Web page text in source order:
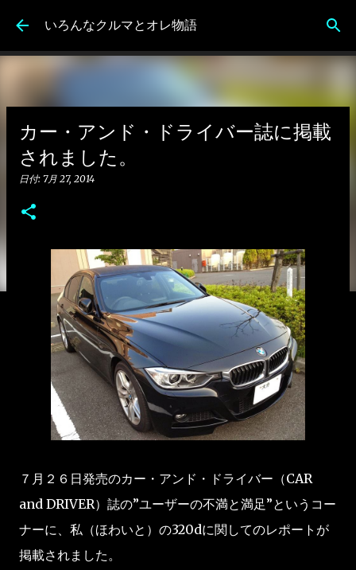
スキップしてメイン コンテンツに移動
いろんなクルマとオレ物語
カー・アンド・ドライバー誌に掲載
されました。
日付: 7月 27, 2014
７月２６日発売のカー・アンド・ドライバー（CAR
and DRIVER）誌の”ユーザーの不満と満足”というコー
ナーに、私（ほわいと）の320dに関してのレポートが
掲載されました。